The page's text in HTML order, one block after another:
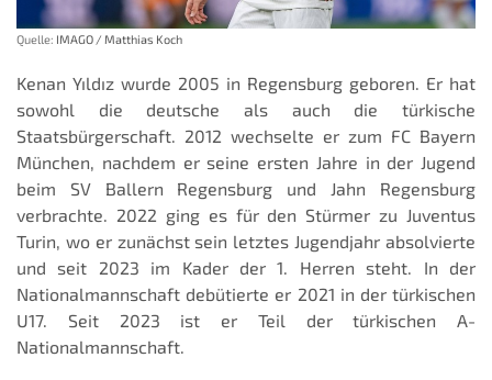
Quelle: IMAGO / Matthias Koch
Kenan Yıldız wurde 2005 in Regensburg geboren. Er hat
sowohl die deutsche als auch die türkische
Staatsbürgerschaft. 2012 wechselte er zum FC Bayern
München, nachdem er seine ersten Jahre in der Jugend
beim SV Ballern Regensburg und Jahn Regensburg
verbrachte. 2022 ging es für den Stürmer zu Juventus
Turin, wo er zunächst sein letztes Jugendjahr absolvierte
und seit 2023 im Kader der 1. Herren steht. In der
Nationalmannschaft debütierte er 2021 in der türkischen
U17. Seit 2023 ist er Teil der türkischen A-
Nationalmannschaft.